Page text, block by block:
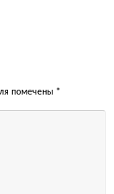
помечены *